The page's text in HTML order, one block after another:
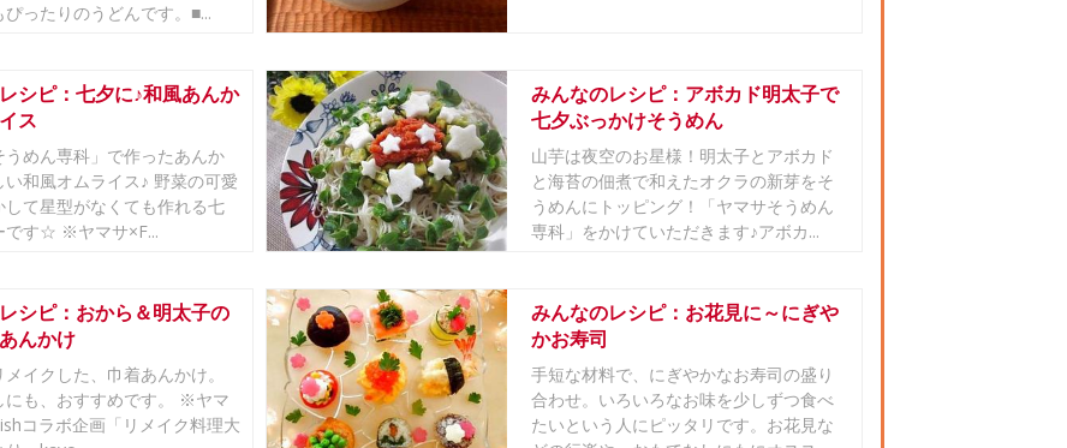
ったりのうどんです。■...
シピ：七夕に♪和風あんか
ス
うめん専科」で作ったあんか
い和風オムライス♪ 野菜の可愛
して星型がなくても作れる七
です☆ ※ヤマサ×F...
みんなのレシピ：アボカド明太子で
七夕ぶっかけそうめん
山芋は夜空のお星様！明太子とアボカド
と海苔の佃煮で和えたオクラの新芽をそ
うめんにトッピング！「ヤマサそうめん
専科」をかけていただきます♪アボカ...
シピ：おから＆明太子の
んかけ
イクした、巾着あんかけ。
にも、おすすめです。 ※ヤマ
コラボ企画「リメイク料理大
みんなのレシピ：お花見に～にぎや
かお寿司
手短な材料で、にぎやかなお寿司の盛り
合わせ。いろいろなお味を少しずつ食べ
たいという人にピッタリです。お花見な